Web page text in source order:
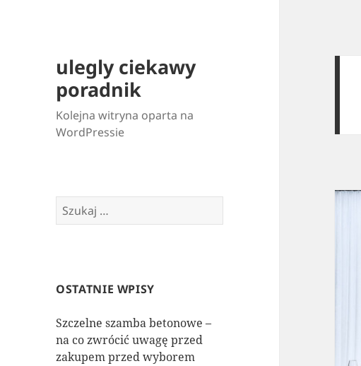
ulegly ciekawy
poradnik
Kolejna witryna oparta na
WordPressie
Szukaj:
OSTATNIE WPISY
Szczelne szamba betonowe –
na co zwrócić uwagę przed
zakupem przed wyborem